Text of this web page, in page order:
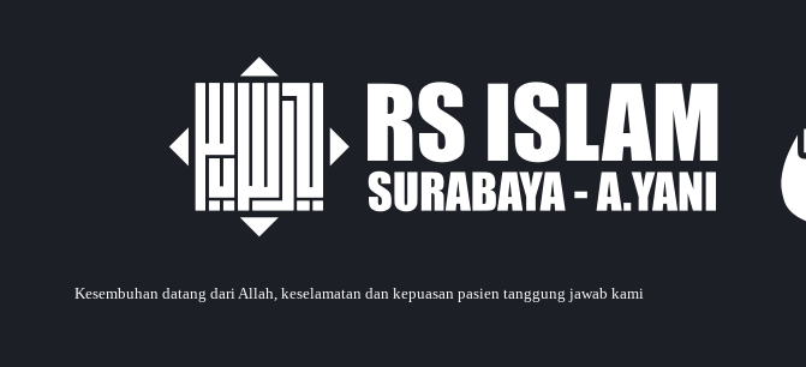
Kesembuhan datang dari Allah, keselamatan dan kepuasan pasien tanggung jawab kami